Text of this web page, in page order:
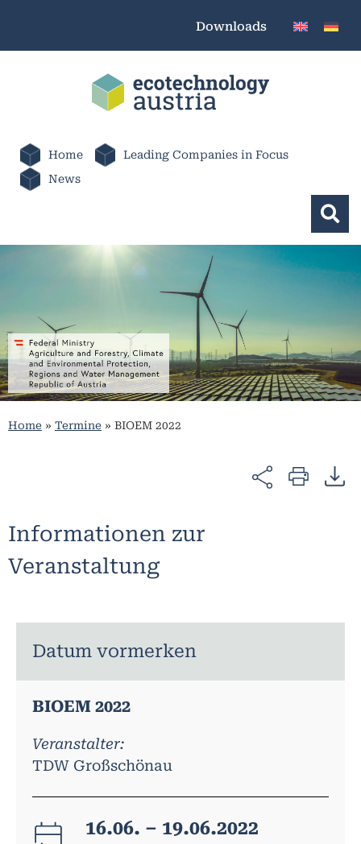
Downloads
Home
Leading Companies in Focus
News
Home » Termine » BIOEM 2022
Informationen zur
Veranstaltung
Datum vormerken
BIOEM 2022
Veranstalter:
TDW Großschönau
16.06. – 19.06.2022